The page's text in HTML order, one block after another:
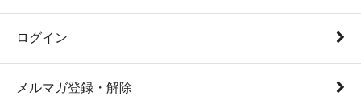
ログイン
メルマガ登録・解除